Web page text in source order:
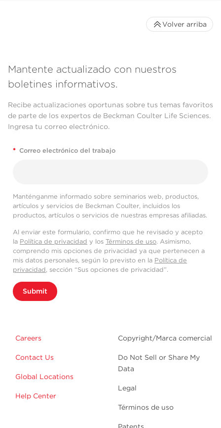
Mantente actualizado con nuestros
boletines informativos.
Recibe actualizaciones oportunas sobre tus temas favoritos
de parte de los expertos de Beckman Coulter Life Sciences.
Ingresa tu correo electrónico.
* Correo electrónico del trabajo
Manténganme informado sobre seminarios web, productos,
artículos y servicios de Beckman Coulter, incluidos los
productos, artículos o servicios de nuestras empresas afiliadas.
Al enviar este formulario, confirmo que he revisado y acepto
la Política de privacidad y los Términos de uso. Asimismo,
comprendo mis opciones de privacidad ya que pertenecen a
mis datos personales, según lo previsto en la Política de
privacidad, sección “Sus opciones de privacidad”.
Submit
Careers
Contact Us
Global Locations
Help Center
Copyright/Marca comercial
Do Not Sell or Share My
Data
Legal
Términos de uso
Volver arriba